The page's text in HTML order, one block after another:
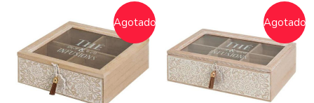
Agotado Agotado